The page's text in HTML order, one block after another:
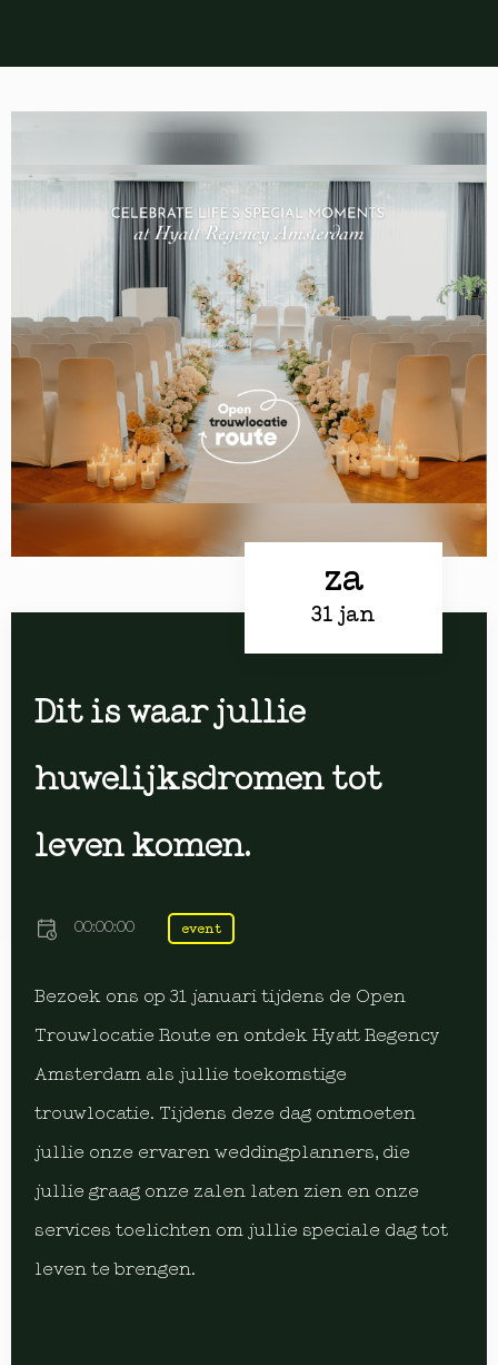
za
31 jan
Dit is waar jullie
huwelijksdromen tot
leven komen.
00:00:00 event
Bezoek ons op 31 januari tijdens de Open
Trouwlocatie Route en ontdek Hyatt Regency
Amsterdam als jullie toekomstige
trouwlocatie. Tijdens deze dag ontmoeten
jullie onze ervaren weddingplanners, die
jullie graag onze zalen laten zien en onze
services toelichten om jullie speciale dag tot
leven te brengen.